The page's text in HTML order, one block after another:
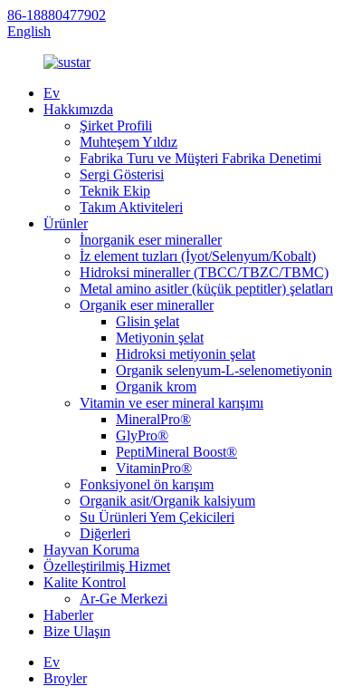
86-18880477902
English
Ev
Hakkımızda
Şirket Profili
Muhteşem Yıldız
Fabrika Turu ve Müşteri Fabrika Denetimi
Sergi Gösterisi
Teknik Ekip
Takım Aktiviteleri
Ürünler
İnorganik eser mineraller
İz element tuzları (İyot/Selenyum/Kobalt)
Hidroksi mineraller (TBCC/TBZC/TBMC)
Metal amino asitler (küçük peptitler) şelatları
Organik eser mineraller
Glisin şelat
Metiyonin şelat
Hidroksi metiyonin şelat
Organik selenyum-L-selenometiyonin
Organik krom
Vitamin ve eser mineral karışımı
MineralPro®
GlyPro®
PeptiMineral Boost®
VitaminPro®
Fonksiyonel ön karışım
Organik asit/Organik kalsiyum
Su Ürünleri Yem Çekicileri
Diğerleri
Hayvan Koruma
Özelleştirilmiş Hizmet
Kalite Kontrol
Ar-Ge Merkezi
Haberler
Bize Ulaşın
Ev
Broyler